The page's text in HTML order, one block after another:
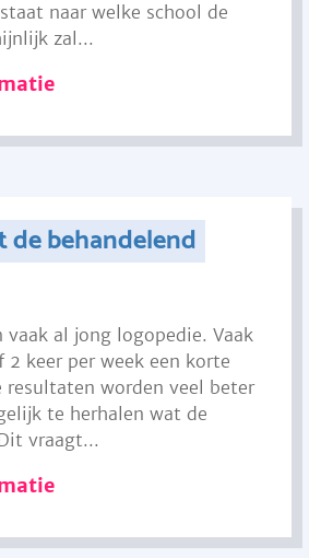
naar welke school de
zal...
de behandelend
vaak al jong logopedie. Vaak
2 keer per week een korte
resultaten worden veel beter
te herhalen wat de
vraagt...